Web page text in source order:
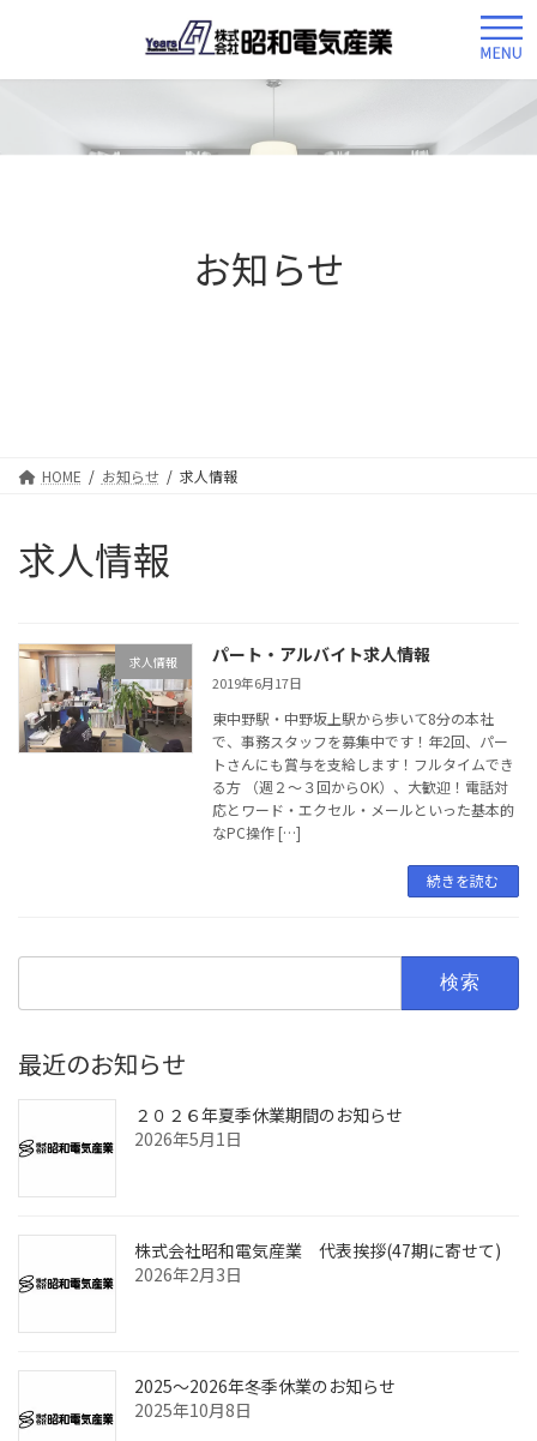
へ
ョ
お知らせ
HOME お知らせ 求人情報
求人情報
求人情報 パート・アルバイト求人情報
2019年6月17日
東中野駅・中野坂上駅から歩いて8分の本社
で、事務スタッフを募集中です！年2回、パー
トさんにも賞与を支給します！フルタイムでき
る方 （週２～３回からOK）、大歓迎！電話対
応とワード・エクセル・メールといった基本的
なPC操作 […]
続きを読む
最近のお知らせ
２０２６年夏季休業期間のお知らせ
2026年5月1日
株式会社昭和電気産業 代表挨拶(47期に寄せて)
2026年2月3日
2025～2026年冬季休業のお知らせ
2025年10月8日